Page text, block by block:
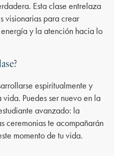
Esta clase entrelaza
visionarias para crear
y la atención hacia lo
espiritualmente y
Puedes ser nuevo en la
avanzado: la
ceremonias te acompañarán
momento de tu vida.